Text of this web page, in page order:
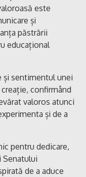
este
și
păstrării
educațional
și sentimentul unei
confirmând
valoros atunci
și de a
pentru dedicare,
Senatului
de a aduce